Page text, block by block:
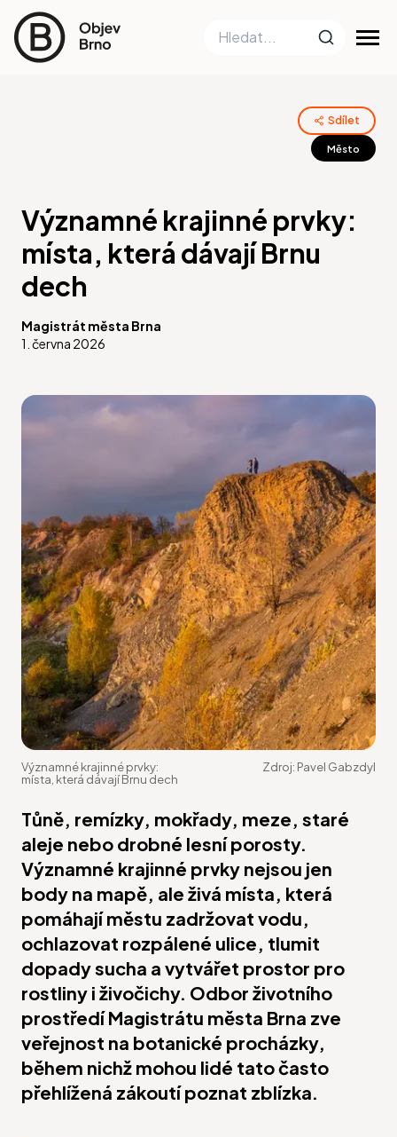
Sdílet
Město
Významné krajinné prvky:
místa, která dávají Brnu
dech
Magistrát města Brna
1. června 2026
Významné krajinné prvky:
místa, která dávají Brnu dech
Zdroj: Pavel Gabzdyl
Tůně, remízky, mokřady, meze, staré
aleje nebo drobné lesní porosty.
Významné krajinné prvky nejsou jen
body na mapě, ale živá místa, která
pomáhají městu zadržovat vodu,
ochlazovat rozpálené ulice, tlumit
dopady sucha a vytvářet prostor pro
rostliny i živočichy. Odbor životního
prostředí Magistrátu města Brna zve
veřejnost na botanické procházky,
během nichž mohou lidé tato často
přehlížená zákoutí poznat zblízka.